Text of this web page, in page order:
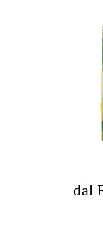
dal